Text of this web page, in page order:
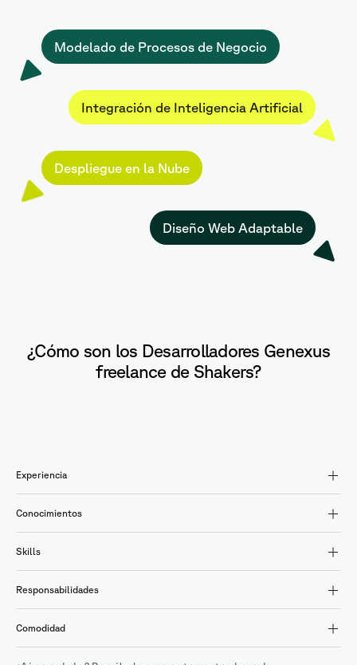
Modelado de Procesos de Negocio
Integración de Inteligencia Artificial
Despliegue en la Nube
Diseño Web Adaptable
¿Cómo son los Desarrolladores Genexus
freelance de Shakers?
Experiencia
Conocimientos
Skills
Responsabilidades
Comodidad